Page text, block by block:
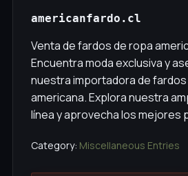
americanfardo.cl
Venta de fardos de ropa
Encuentra moda exclusiva y
nuestra importadora de
americana. Explora nuestra
línea y aprovecha los mejores
Category: Miscellaneous Entries